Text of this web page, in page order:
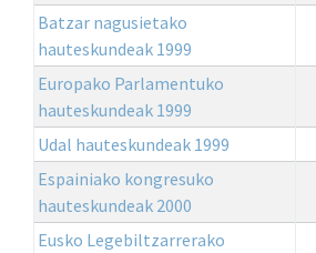
Batzar nagusietako
hauteskundeak 1999
Europako Parlamentuko
hauteskundeak 1999
Udal hauteskundeak 1999
Espainiako kongresuko
hauteskundeak 2000
Eusko Legebiltzarrerako